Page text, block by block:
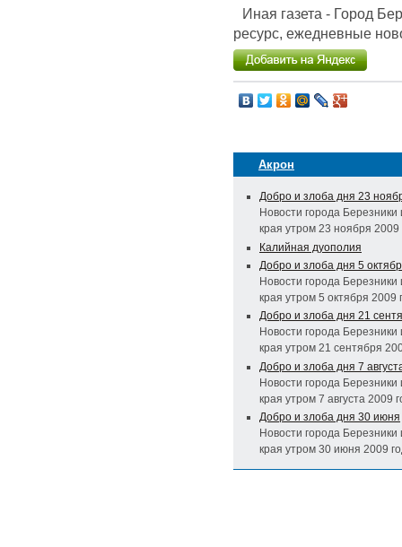
Иная газета - Город
ресурс, ежедневные
Акрон
Добро и злоба дня 23
Новости города Березники
края утром 23 ноября 2009
Калийная дуополия
Добро и злоба дня 5
Новости города Березники
края утром 5 октября 2009
Добро и злоба дня 21
Новости города Березники
края утром 21 сентября
Добро и злоба дня 7
Новости города Березники
края утром 7 августа 2009
Добро и злоба дня 30 июня
Новости города Березники
края утром 30 июня 2009